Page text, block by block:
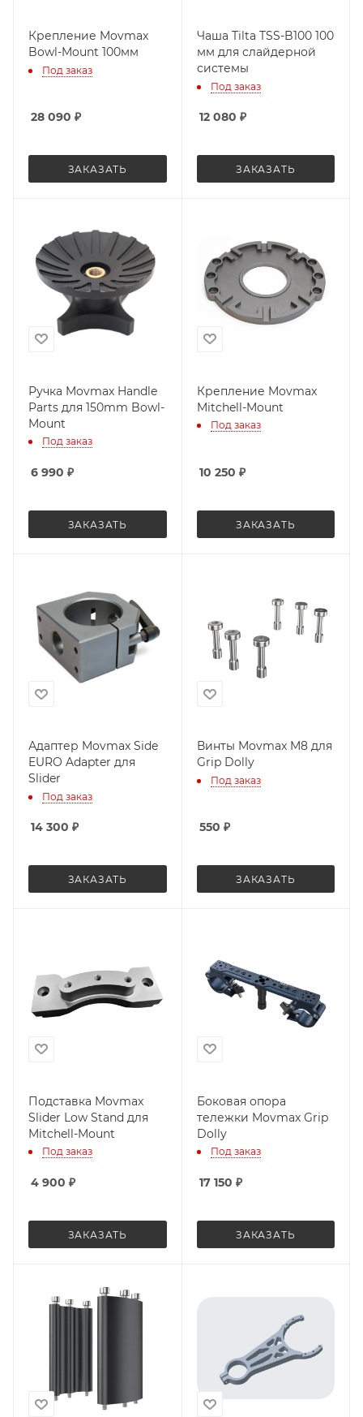
Крепление Movmax
Bowl-Mount 100мм
Под заказ
28 090 ₽
ЗАКАЗАТЬ
Чаша Tilta TSS-B100 100
мм для слайдерной
системы
Под заказ
12 080 ₽
ЗАКАЗАТЬ
Ручка Movmax Handle
Parts для 150mm Bowl-
Mount
Под заказ
6 990 ₽
ЗАКАЗАТЬ
Крепление Movmax
Mitchell-Mount
Под заказ
10 250 ₽
ЗАКАЗАТЬ
Адаптер Movmax Side
EURO Adapter для
Slider
Под заказ
14 300 ₽
ЗАКАЗАТЬ
Винты Movmax M8 для
Grip Dolly
Под заказ
550 ₽
ЗАКАЗАТЬ
Подставка Movmax
Slider Low Stand для
Mitchell-Mount
Под заказ
4 900 ₽
ЗАКАЗАТЬ
Боковая опора
тележки Movmax Grip
Dolly
Под заказ
17 150 ₽
ЗАКАЗАТЬ